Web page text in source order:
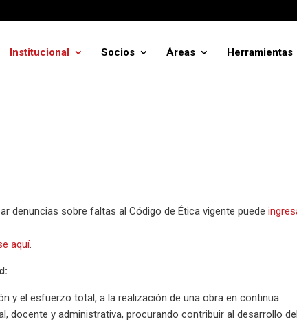
Institucional Socios Áreas Herramientas
denuncias sobre faltas al Código de Ética vigente puede
aquí.
y el esfuerzo total, a la realización de una obra en continua
docente y administrativa, procurando contribuir al desarrollo del